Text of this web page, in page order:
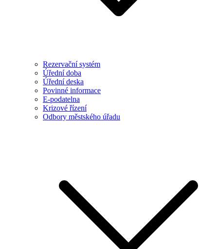
Rezervační systém
Úřední doba
Úřední deska
Povinné informace
E-podatelna
Krizové řízení
Odbory městského úřadu